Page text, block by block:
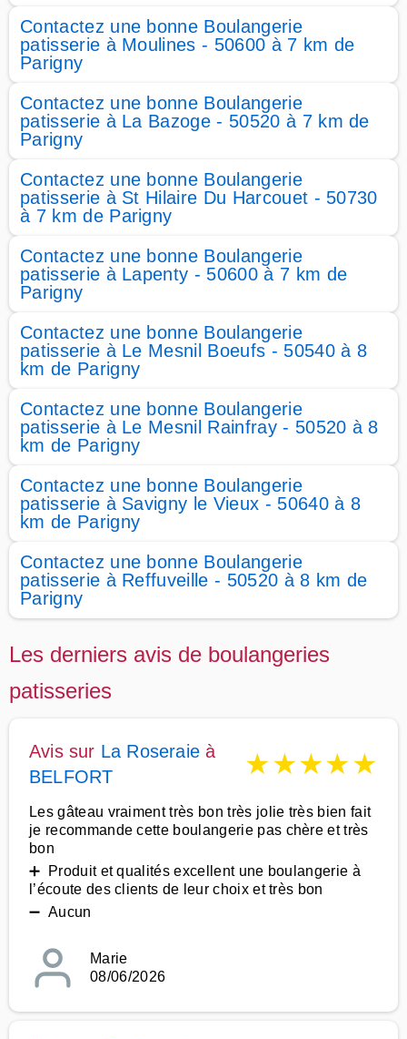
Contactez une bonne Boulangerie
patisserie à Moulines - 50600 à 7 km de
Parigny
Contactez une bonne Boulangerie
patisserie à La Bazoge - 50520 à 7 km de
Parigny
Contactez une bonne Boulangerie
patisserie à St Hilaire Du Harcouet - 50730
à 7 km de Parigny
Contactez une bonne Boulangerie
patisserie à Lapenty - 50600 à 7 km de
Parigny
Contactez une bonne Boulangerie
patisserie à Le Mesnil Boeufs - 50540 à 8
km de Parigny
Contactez une bonne Boulangerie
patisserie à Le Mesnil Rainfray - 50520 à 8
km de Parigny
Contactez une bonne Boulangerie
patisserie à Savigny le Vieux - 50640 à 8
km de Parigny
Contactez une bonne Boulangerie
patisserie à Reffuveille - 50520 à 8 km de
Parigny
Les derniers avis de boulangeries
patisseries
Avis sur La Roseraie à
BELFORT
★★★★★
Les gâteau vraiment très bon très jolie très bien fait
je recommande cette boulangerie pas chère et très
bon
➕ Produit et qualités excellent une boulangerie à
l’écoute des clients de leur choix et très bon
➖ Aucun
Marie
08/06/2026